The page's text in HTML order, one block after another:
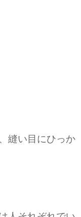
縫い目にひっか